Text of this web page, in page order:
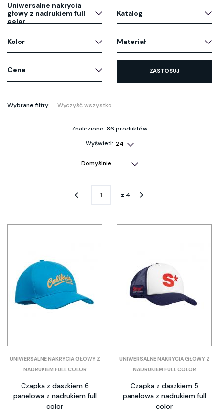
Uniwersalne nakrycia
głowy z nadrukiem full
color
Katalog
Kolor Materiał
Cena ZASTOSUJ
Wybrane filtry: Wyczyść wszystko
Znaleziono: 86 produktów
Wyświetl:
z 4
UNIWERSALNE NAKRYCIA GŁOWY Z
NADRUKIEM FULL COLOR
Czapka z daszkiem 6
panelowa z nadrukiem full
color
UNIWERSALNE NAKRYCIA GŁOWY Z
NADRUKIEM FULL COLOR
Czapka z daszkiem 5
panelowa z nadrukiem full
color